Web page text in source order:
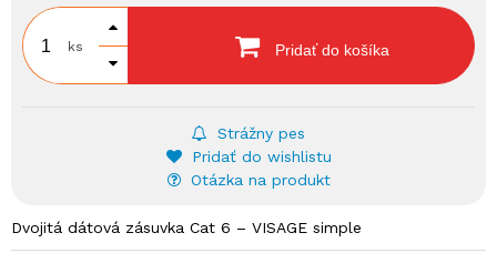
ks Pridať do košíka
Strážny pes
Pridať do wishlistu
Otázka na produkt
Dvojitá dátová zásuvka Cat 6 – VISAGE simple